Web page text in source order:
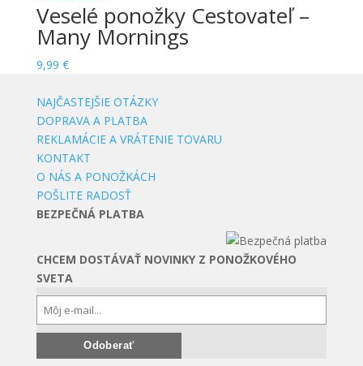
Veselé ponožky Cestovateľ –
Many Mornings
9,99 €
NAJČASTEJŠIE OTÁZKY
DOPRAVA A PLATBA
REKLAMÁCIE A VRÁTENIE TOVARU
KONTAKT
O NÁS A PONOŽKÁCH
POŠLITE RADOSŤ
BEZPEČNÁ PLATBA
CHCEM DOSTÁVAŤ NOVINKY Z PONOŽKOVÉHO
SVETA